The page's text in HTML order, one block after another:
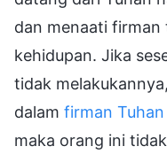
dan menaati
kehidupan. Jika
tidak
dalam firman Tuhan
maka orang ini